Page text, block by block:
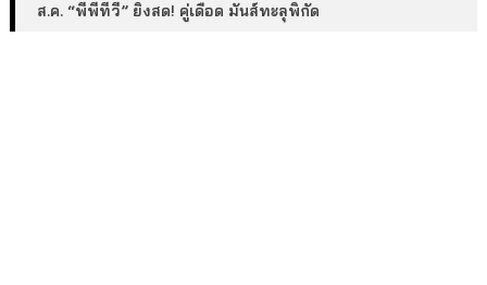
ส.ค. “พีพีทีวี” ยิงสด! คู่เดือด มันส์ทะลุพิกัด